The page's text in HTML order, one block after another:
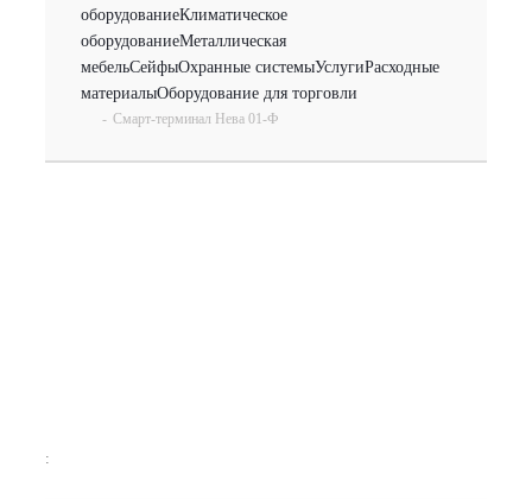
оборудованиеКлиматическое
оборудованиеМеталлическая
мебельСейфыОхранные системыУслугиРасходные
материалыОборудование для торговли
- Смарт-терминал Нева 01-Ф
: